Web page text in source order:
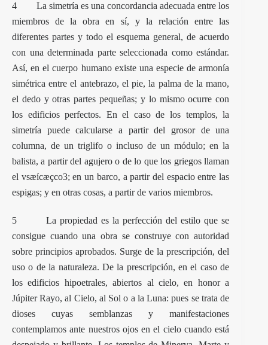
4 La simetría es una concordancia adecuada entre los
miembros de la obra en sí, y la relación entre las
diferentes partes y todo el esquema general, de acuerdo
con una determinada parte seleccionada como estándar.
Así, en el cuerpo humano existe una especie de armonía
simétrica entre el antebrazo, el pie, la palma de la mano,
el dedo y otras partes pequeñas; y lo mismo ocurre con
los edificios perfectos. En el caso de los templos, la
simetría puede calcularse a partir del grosor de una
columna, de un triglifo o incluso de un módulo; en la
balista, a partir del agujero o de lo que los griegos llaman
el vsæícæçco3; en un barco, a partir del espacio entre las
espigas; y en otras cosas, a partir de varios miembros.
5 La propiedad es la perfección del estilo que se
consigue cuando una obra se construye con autoridad
sobre principios aprobados. Surge de la prescripción, del
uso o de la naturaleza. De la prescripción, en el caso de
los edificios hipoetrales, abiertos al cielo, en honor a
Júpiter Rayo, al Cielo, al Sol o a la Luna: pues se trata de
dioses cuyas semblanzas y manifestaciones
contemplamos ante nuestros ojos en el cielo cuando está